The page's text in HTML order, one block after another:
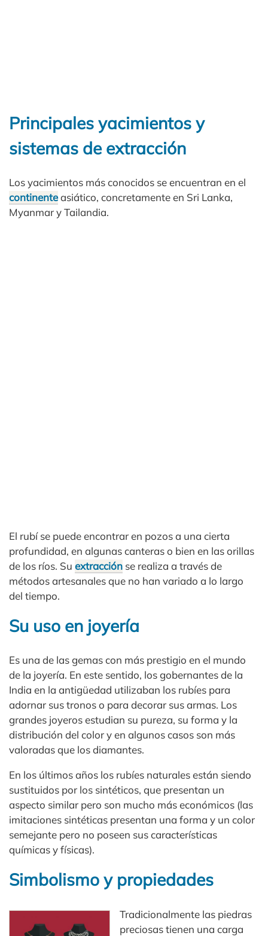
Principales yacimientos y
sistemas de extracción
Los yacimientos más conocidos se encuentran en el
continenteasiático, concretamente en Sri Lanka,
Myanmar y Tailandia.
El rubí se puede encontrar en pozos a una cierta
profundidad, en algunas canteras o bien en las orillas
de los ríos. Su extracción se realiza a través de
métodos artesanales que no han variado a lo largo
del tiempo.
Su uso en joyería
Es una de las gemas con más prestigio en el mundo
de la joyería. En este sentido, los gobernantes de la
India en la antigüedad utilizaban los rubíes para
adornar sus tronos o para decorar sus armas. Los
grandes joyeros estudian su pureza, su forma y la
distribución del color y en algunos casos son más
valoradas que los diamantes.
En los últimos años los rubíes naturales están siendo
sustituidos por los sintéticos, que presentan un
aspecto similar pero son mucho más económicos (las
imitaciones sintéticas presentan una forma y un color
semejante pero no poseen sus características
químicas y físicas).
Simbolismo y propiedades
Tradicionalmente las piedras
preciosas tienen una carga